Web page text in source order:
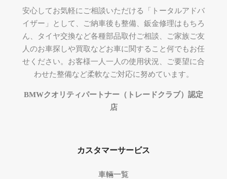
安心してお気軽にご相談いただける「トータルアドバ
イザー」として、ご納車後も整備、鈑金修理はもちろ
ん、タイヤ交換など各種部品取付ご相談、ご家族ご友
人のお車探しや買取などお車に関すること何でもお任
せください。お客様一人一人の使用状況、ご要望に合
わせた整備など柔軟なご対応に努めています。
BMWクオリティパートナー（トレードクラブ）認定
店
カスタマーサービス
車輛一覧